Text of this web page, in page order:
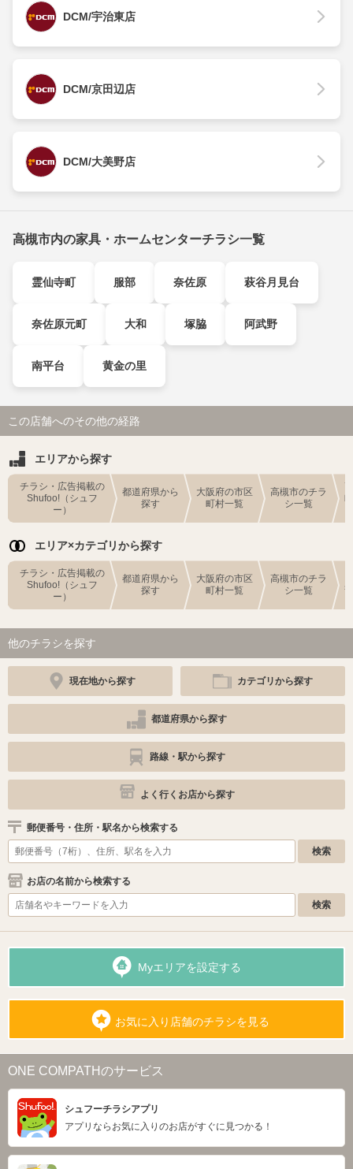
DCM/宇治東店
DCM/京田辺店
DCM/大美野店
高槻市内の家具・ホームセンターチラシ一覧
霊仙寺町 服部 奈佐原 萩谷月見台
奈佐原元町 大和 塚脇 阿武野
南平台 黄金の里
この店舗へのその他の経路
エリアから探す
チラシ・広告掲載の
Shufoo!（シュフ
ー）
都道府県から
探す
大阪府の市区
町村一覧
高槻市のチラ
シ一覧
エリア×カテゴリから探す
チラシ・広告掲載の
Shufoo!（シュフ
ー）
都道府県から
探す
大阪府の市区
町村一覧
高槻市のチラ
シ一覧
他のチラシを探す
現在地から探す カテゴリから探す
都道府県から探す
路線・駅から探す
よく行くお店から探す
郵便番号・住所・駅名から検索する
お店の名前から検索する
Myエリアを設定する
お気に入り店舗のチラシを見る
ONE COMPATHのサービス
シュフーチラシアプリ
アプリならお気に入りのお店がすぐに見つかる！